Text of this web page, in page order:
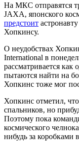
На МКС отправятся
JAXA, японского
предстоит
Хопкинсу.
О неудобствах
International в
рассматривается как
пытаются найти на
Хопкинс тоже мог
Хопкинс отметил,
спальников, но
Поэтому пока
космического
нибудь за коробками